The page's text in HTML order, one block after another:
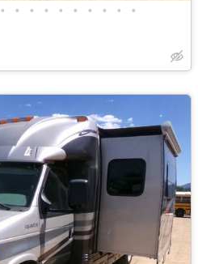
• • • • • • • • • •